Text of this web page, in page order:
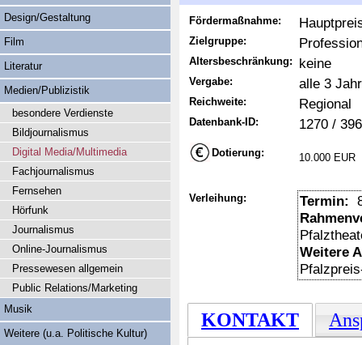
Fördermaßnahme:
Zielgruppe:
Altersbeschränkung: keine
Vergabe: alle 3
Reichweite: Regional
Datenbank-ID: 1270 / 396
Dotierung: 10.000 EUR
Verleihung: Termin:
Weitere
KONTAKT
Design/Gestaltung
Film
Literatur
Medien/Publizistik
besondere Verdienste
Bildjournalismus
Digital Media/Multimedia
Fachjournalismus
Fernsehen
Hörfunk
Journalismus
Online-Journalismus
Pressewesen allgemein
Public Relations/Marketing
Musik
Weitere (u.a. Politische Kultur)